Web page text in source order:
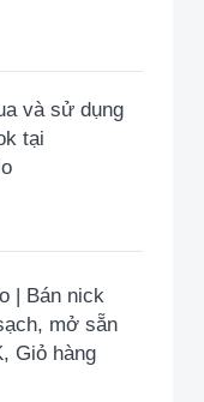
và sử dụng
tại
| Bán nick
mở sẵn
Giỏ hàng